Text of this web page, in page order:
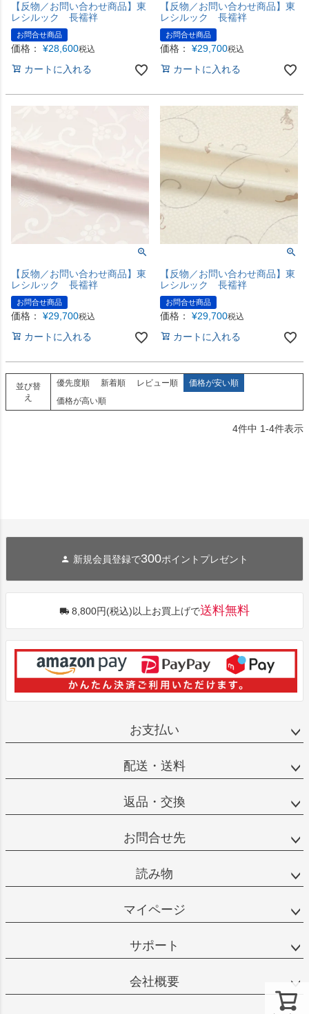
【反物／お問い合わせ商品】東
レシルック 長襦袢
お問合せ商品
価格： ¥28,600税込
カートに入れる
【反物／お問い合わせ商品】東
レシルック 長襦袢
お問合せ商品
価格： ¥29,700税込
カートに入れる
【反物／お問い合わせ商品】東
レシルック 長襦袢
お問合せ商品
価格： ¥29,700税込
カートに入れる
【反物／お問い合わせ商品】東
レシルック 長襦袢
お問合せ商品
価格： ¥29,700税込
カートに入れる
並び替
え
優先度順 新着順 レビュー順
価格が安い順
価格が高い順
4件中 1-4件表示
新規会員登録で300ポイントプレゼント
8,800円(税込)以上お買上げで送料無料
お支払い
配送・送料
返品・交換
お問合せ先
読み物
マイページ
サポート
会社概要